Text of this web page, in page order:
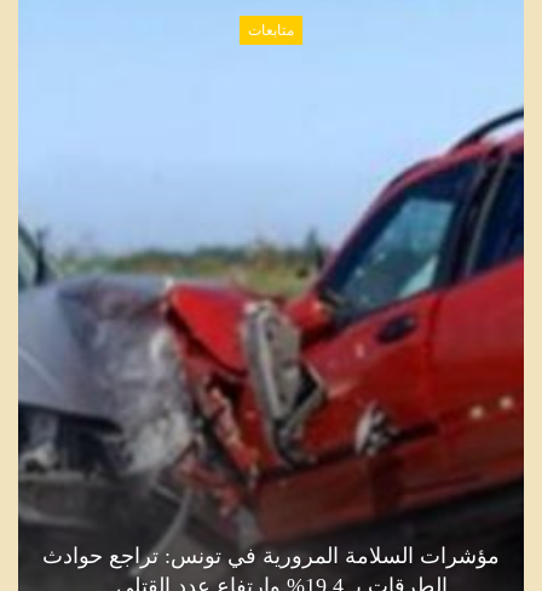
متابعات
مؤشرات السلامة المرورية في تونس: تراجع حوادث
الطرقات بـ 19.4% وارتفاع عدد القتلى…